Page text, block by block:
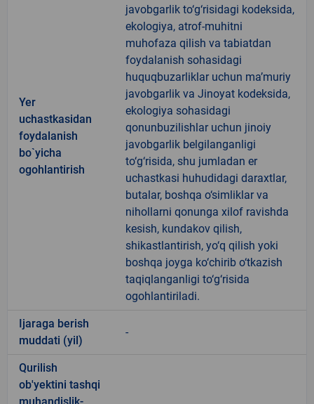
Yer
uchastkasidan
foydalanish
bo`yicha
ogohlantirish
javobgarlik to‘g‘risidagi kodeksida,
ekologiya, atrof-muhitni
muhofaza qilish va tabiatdan
foydalanish sohasidagi
huquqbuzarliklar uchun ma’muriy
javobgarlik va Jinoyat kodeksida,
ekologiya sohasidagi
qonunbuzilishlar uchun jinoiy
javobgarlik belgilanganligi
to‘g‘risida, shu jumladan er
uchastkasi huhudidagi daraxtlar,
butalar, boshqa o‘simliklar va
nihollarni qonunga xilof ravishda
kesish, kundakov qilish,
shikastlantirish, yo‘q qilish yoki
boshqa joyga ko‘chirib o‘tkazish
taqiqlanganligi to‘g‘risida
ogohlantiriladi.
Ijaraga berish
muddati (yil)
-
Qurilish
ob'yektini tashqi